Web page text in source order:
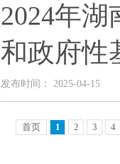
2024年
和政府性
发布时间： 2025-04-15
首页 1 2 3 4